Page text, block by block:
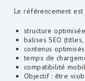
Le référencement
structure
balises SEO
contenus optimisés
temps de
compatibilité
Objectif : être